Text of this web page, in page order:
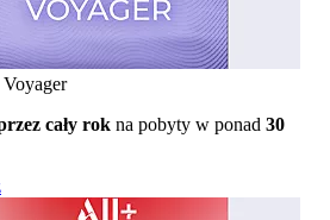
cały rok na pobyty w ponad 30